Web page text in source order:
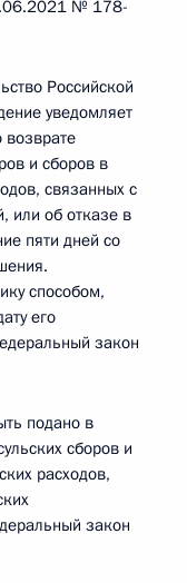
№ 178-
Российской
уведомляет
и сборов в
связанных с
или об отказе в
пяти дней со
способом,
его
закон
подано в
сборов и
расходов,
закон